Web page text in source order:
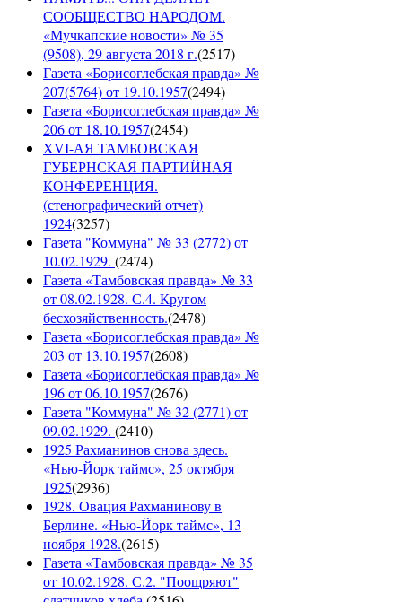
СООБЩЕСТВО НАРОДОМ.
«Мучкапские новости» № 35
(9508), 29 августа 2018 г.(2517)
Газета «Борисоглебская правда» №
207(5764) от 19.10.1957(2494)
Газета «Борисоглебская правда» №
206 от 18.10.1957(2454)
XVI-АЯ ТАМБОВСКАЯ
ГУБЕРНСКАЯ ПАРТИЙНАЯ
КОНФЕРЕНЦИЯ.
(стенографический отчет)
1924(3257)
Газета "Коммуна" № 33 (2772) от
10.02.1929. (2474)
Газета «Тамбовская правда» № 33
от 08.02.1928. С.4. Кругом
бесхозяйственность.(2478)
Газета «Борисоглебская правда» №
203 от 13.10.1957(2608)
Газета «Борисоглебская правда» №
196 от 06.10.1957(2676)
Газета "Коммуна" № 32 (2771) от
09.02.1929. (2410)
1925 Рахманинов снова здесь.
«Нью-Йорк таймс», 25 октября
1925(2936)
1928. Овация Рахманинову в
Берлине. «Нью-Йорк таймс», 13
ноября 1928.(2615)
Газета «Тамбовская правда» № 35
от 10.02.1928. С.2. "Поощряют"